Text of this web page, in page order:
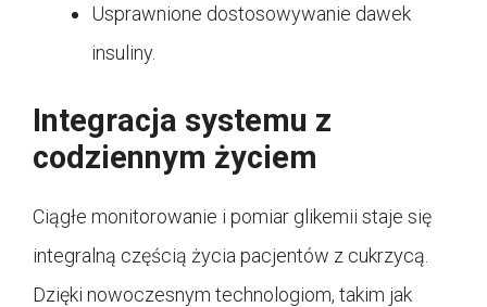
Usprawnione dostosowywanie dawek
insuliny.
Integracja systemu z
codziennym życiem
Ciągłe monitorowanie i pomiar glikemii staje się
integralną częścią życia pacjentów z cukrzycą.
Dzięki nowoczesnym technologiom, takim jak